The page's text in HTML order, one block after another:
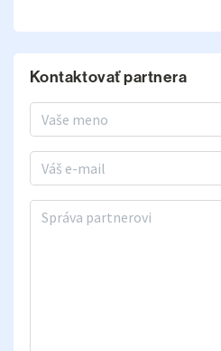
Kontaktovať partnera
Meno a priezvisko
E-mail
Správa partnerovi